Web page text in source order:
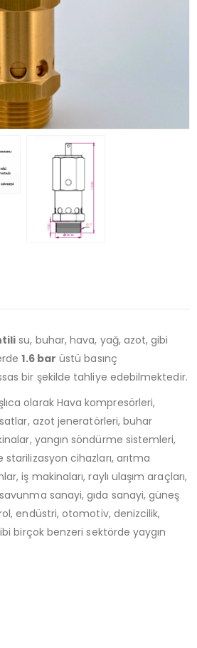
su, buhar, hava, yağ, azot, gibi
1.6 bar üstü basınç
bir şekilde tahliye edebilmektedir.
olarak Hava kompresörleri,
azot jeneratörleri, buhar
yangın söndürme sistemleri,
cihazları, arıtma
iş makinaları, raylı ulaşım araçları,
sanayi, gıda sanayi, güneş
endüstri, otomotiv, denizcilik,
birçok benzeri sektörde yaygın